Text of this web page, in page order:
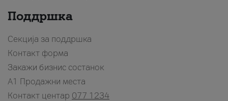
Поддршка
Секција за поддршка
Контакт форма
Закажи бизнис состанок
A1 Продажни места
Контакт центар 077 1234